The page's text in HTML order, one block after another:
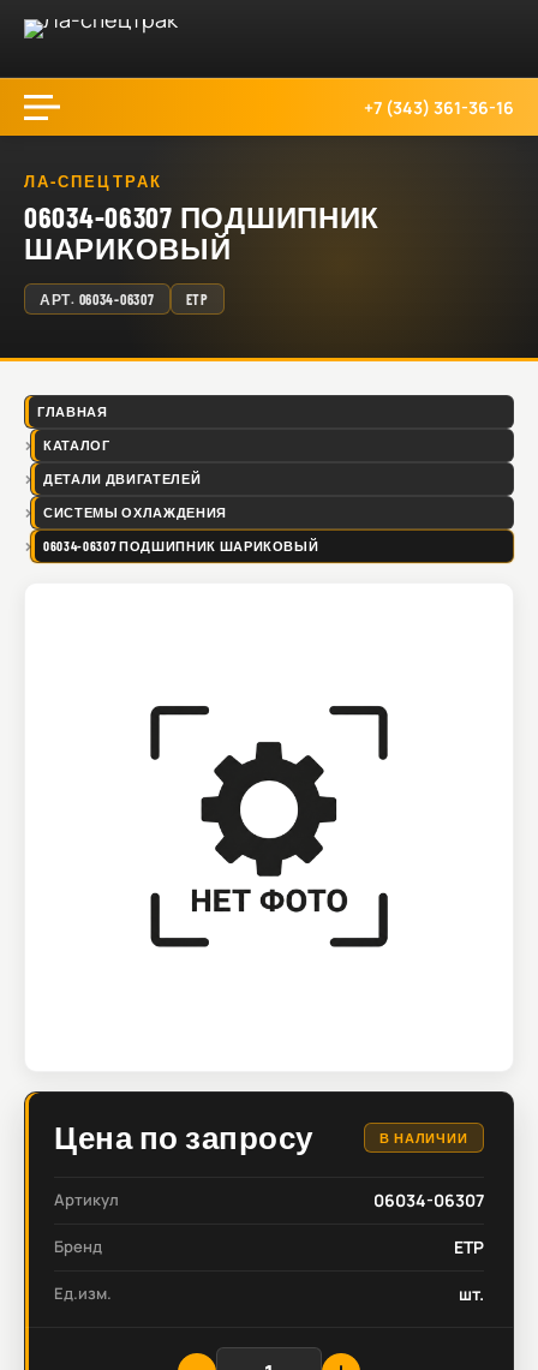
+7 (343) 361-36-16
ЛА-СПЕЦТРАК
06034-06307 ПОДШИПНИК
ШАРИКОВЫЙ
АРТ. 06034-06307 ETP
ГЛАВНАЯ
КАТАЛОГ
ДЕТАЛИ ДВИГАТЕЛЕЙ
СИСТЕМЫ ОХЛАЖДЕНИЯ
06034-06307 ПОДШИПНИК ШАРИКОВЫЙ
Цена по запросу В НАЛИЧИИ
Артикул 06034-06307
Бренд ETP
Ед.изм. шт.